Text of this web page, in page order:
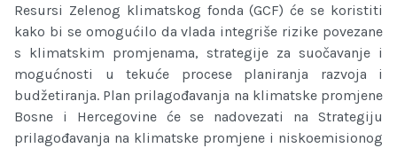
Resursi Zelenog klimatskog fonda (GCF) će se koristiti
kako bi se omogućilo da vlada integriše rizike povezane
s klimatskim promjenama, strategije za suočavanje i
mogućnosti u tekuće procese planiranja razvoja i
budžetiranja. Plan prilagođavanja na klimatske promjene
Bosne i Hercegovine će se nadovezati na Strategiju
prilagođavanja na klimatske promjene i niskoemisionog